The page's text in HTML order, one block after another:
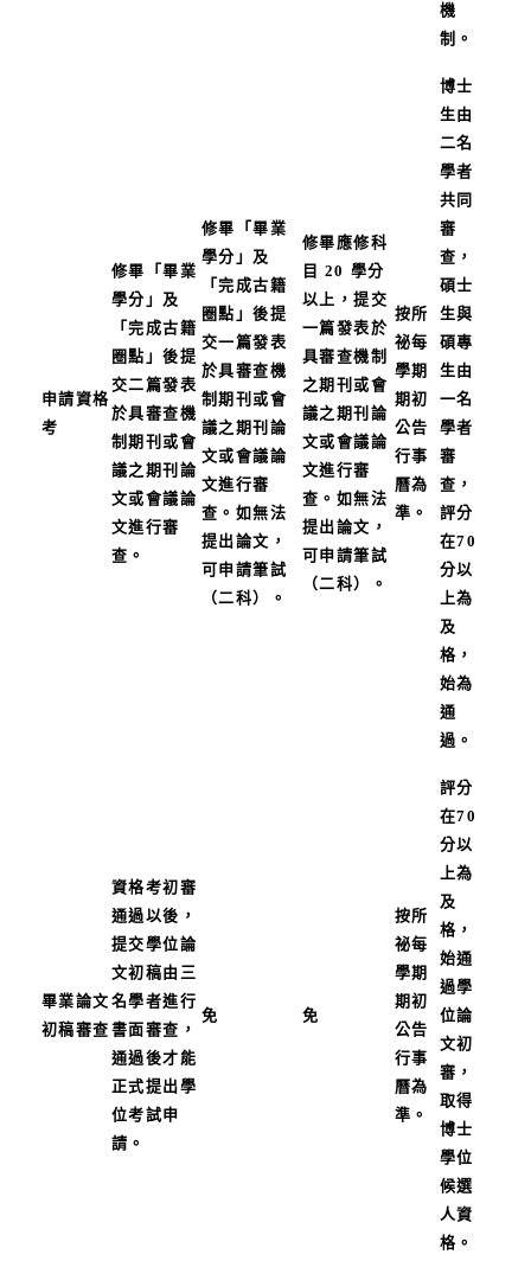
機
制。
申請資格
考
修畢「畢業
學分」及
「完成古籍
圈點」後提
交二篇發表
於具審查機
制期刊或會
議之期刊論
文或會議論
文進行審
查。
修畢「畢業
學分」及
「完成古籍
圈點」後提
交一篇發表
於具審查機
制期刊或會
議之期刊論
文或會議論
文進行審
查。如無法
提出論文，
可申請筆試
（二科）。
修畢應修科
目 20 學分
以上，提交
一篇發表於
具審查機制
之期刊或會
議之期刊論
文或會議論
文進行審
查。如無法
提出論文，
可申請筆試
（二科）。
按所
祕每
學期
期初
公告
行事
曆為
準。
博士
生由
二名
學者
共同
審
查，
碩士
生與
碩專
生由
一名
學者
審
查，
評分
在70
分以
上為
及
格，
始為
通
過。
畢業論文
初稿審查
資格考初審
通過以後，
提交學位論
文初稿由三
名學者進行
書面審查，
通過後才能
正式提出學
位考試申
請。
免 免
按所
祕每
學期
期初
公告
行事
曆為
準。
評分
在70
分以
上為
及
格，
始通
過學
位論
文初
審，
取得
博士
學位
候選
人資
格。